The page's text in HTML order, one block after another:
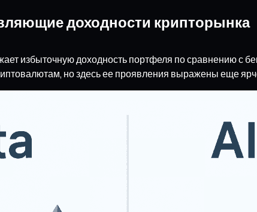
доходности крипторынка
избыточную доходность портфеля по сравнению с
но здесь ее проявления выражены еще